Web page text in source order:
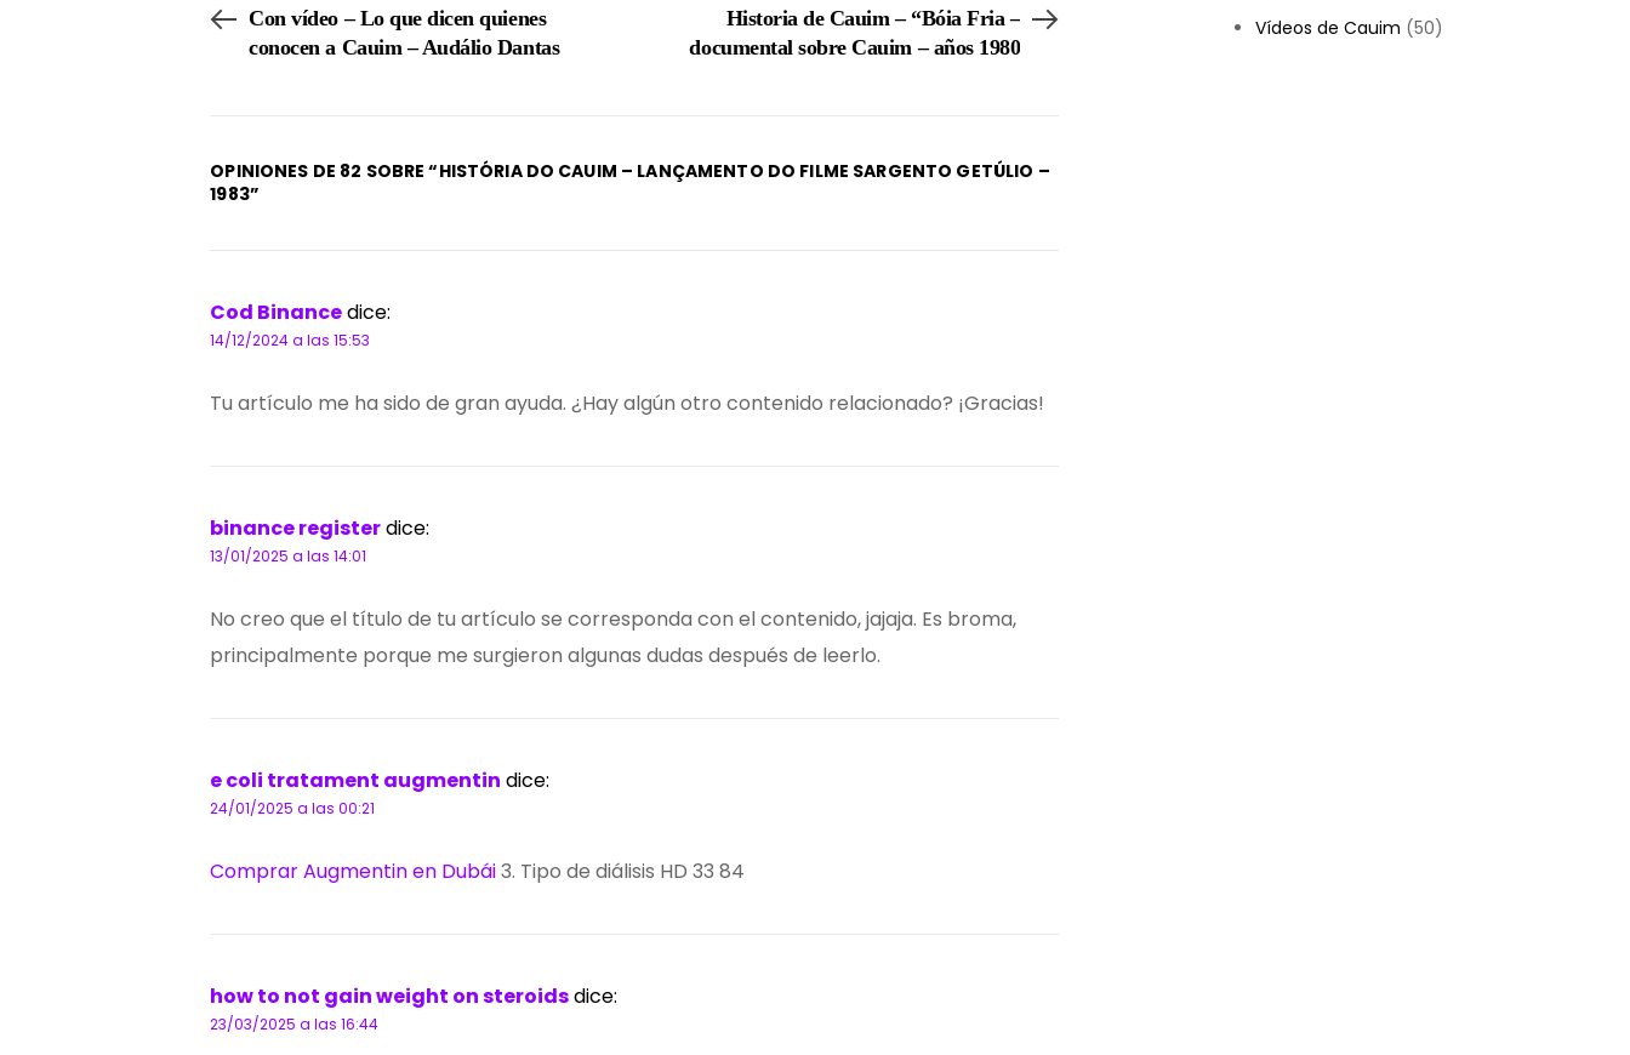
Con vídeo – Lo que dicen quienes
conocen a Cauim – Audálio Dantas
Historia de Cauim – “Bóia Fria –
documental sobre Cauim – años 1980
OPINIONES DE 82 SOBRE “HISTÓRIA DO CAUIM – LANÇAMENTO DO FILME SARGENTO GETÚLIO –
1983”
Cod Binancedice:
14/12/2024 a las 15:53
Tu artículo me ha sido de gran ayuda. ¿Hay algún otro contenido relacionado? ¡Gracias!
binance registerdice:
13/01/2025 a las 14:01
No creo que el título de tu artículo se corresponda con el contenido, jajaja. Es broma,
principalmente porque me surgieron algunas dudas después de leerlo.
e coli tratament augmentin dice:
24/01/2025 a las 00:21
Comprar Augmentin en Dubái3. Tipo de diálisis HD 33 84
how to not gain weight on steroidsdice:
23/03/2025 a las 16:44
Vídeos de Cauim (50)